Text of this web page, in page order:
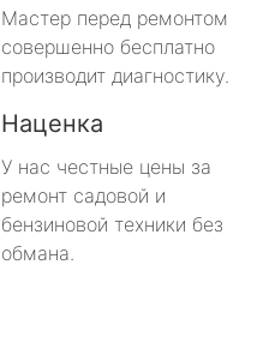
Мастер перед ремонтом
совершенно бесплатно
производит диагностику.
Наценка
У нас честные цены за
ремонт садовой и
бензиновой техники без
обмана.